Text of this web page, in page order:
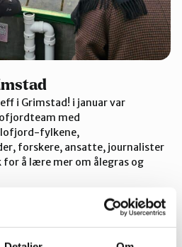
i Grimstad! i januar var
med
fylkene,
forskere, ansatte, journalister
for å lære mer om ålegras og